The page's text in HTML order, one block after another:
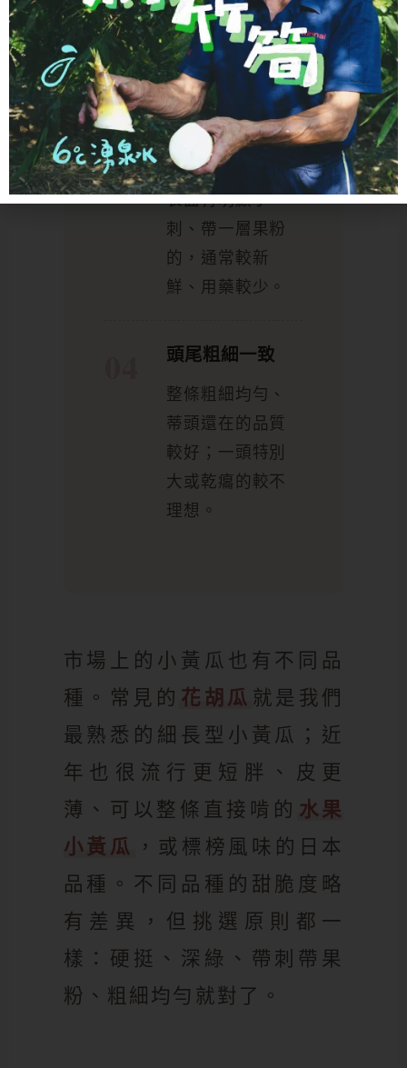
的可能過熟或不
新鮮。
尖刺明顯、帶果
粉
表面有明顯小
刺、帶一層果粉
的，通常較新
鮮、用藥較少。
頭尾粗細一致
整條粗細均勻、
蒂頭還在的品質
較好；一頭特別
大或乾癟的較不
理想。
市場上的小黃瓜也有不同品
種。常見的 花胡瓜 就是我們
最熟悉的細長型小黃瓜；近
年也很流行更短胖、皮更
薄、可以整條直接啃的 水果
小黃瓜
，或標榜風味的日本
品種。不同品種的甜脆度略
有差異，但挑選原則都一
樣：硬挺、深綠、帶刺帶果
粉、粗細均勻就對了。